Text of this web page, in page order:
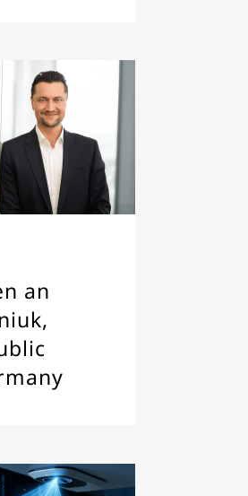
an